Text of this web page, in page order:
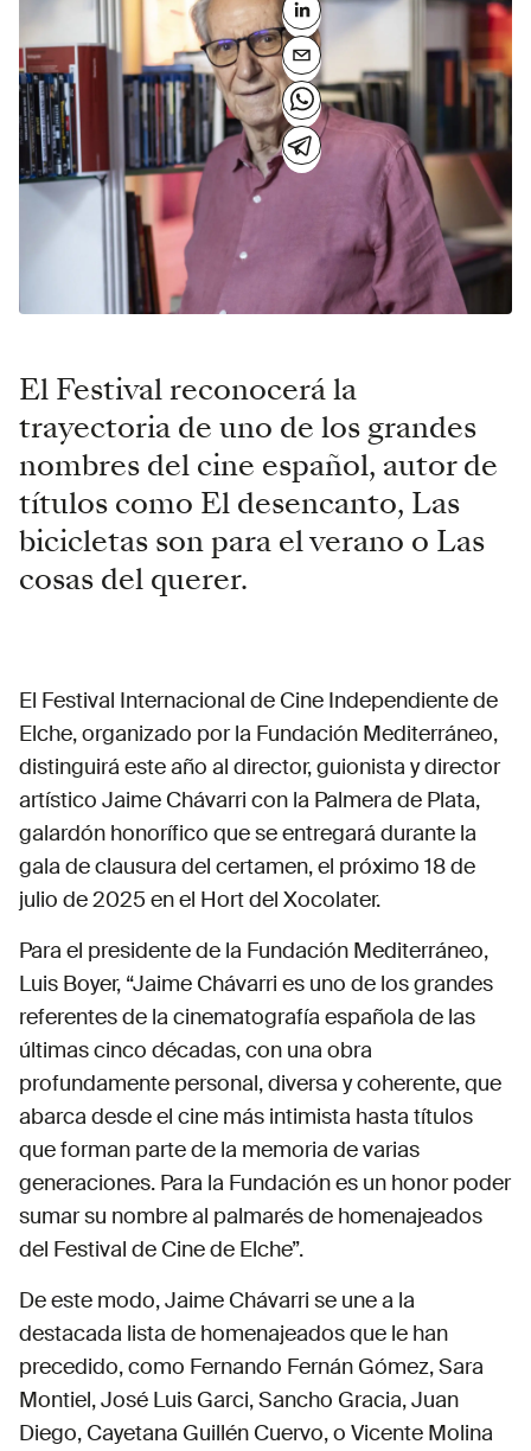
El Festival reconocerá la
trayectoria de uno de los grandes
nombres del cine español, autor de
títulos como El desencanto, Las
bicicletas son para el verano o Las
cosas del querer.
El Festival Internacional de Cine Independiente de
Elche, organizado por la Fundación Mediterráneo,
distinguirá este año al director, guionista y director
artístico Jaime Chávarri con la Palmera de Plata,
galardón honorífico que se entregará durante la
gala de clausura del certamen, el próximo 18 de
julio de 2025 en el Hort del Xocolater.
Para el presidente de la Fundación Mediterráneo,
Luis Boyer, “Jaime Chávarri es uno de los grandes
referentes de la cinematografía española de las
últimas cinco décadas, con una obra
profundamente personal, diversa y coherente, que
abarca desde el cine más intimista hasta títulos
que forman parte de la memoria de varias
generaciones. Para la Fundación es un honor poder
sumar su nombre al palmarés de homenajeados
del Festival de Cine de Elche”.
De este modo, Jaime Chávarri se une a la
destacada lista de homenajeados que le han
precedido, como Fernando Fernán Gómez, Sara
Montiel, José Luis Garci, Sancho Gracia, Juan
Diego, Cayetana Guillén Cuervo, o Vicente Molina